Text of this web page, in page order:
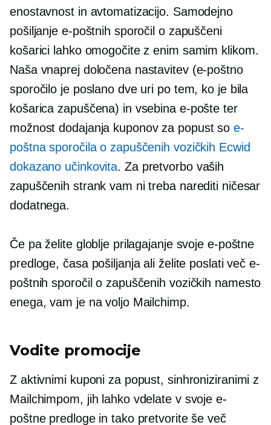
enostavnost in avtomatizacijo. Samodejno
pošiljanje e-poštnih sporočil o zapuščeni
košarici lahko omogočite z enim samim klikom.
Naša vnaprej določena nastavitev (e-poštno
sporočilo je poslano dve uri po tem, ko je bila
košarica zapuščena) in vsebina e-pošte ter
možnost dodajanja kuponov za popust soe-
poštna sporočila o zapuščenih vozičkih Ecwid
dokazano učinkovita. Za pretvorbo vaših
zapuščenih strank vam ni treba narediti ničesar
dodatnega.
Če pa želite globlje prilagajanje svoje e-poštne
predloge, časa pošiljanja ali želite poslati več e-
poštnih sporočil o zapuščenih vozičkih namesto
enega, vam je na voljo Mailchimp.
Vodite promocije
Z aktivnimi kuponi za popust, sinhroniziranimi z
Mailchimpom, jih lahko vdelate v svoje e-
poštne predloge in tako pretvorite še več